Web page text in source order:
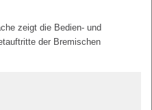
zeigt die Bedien- und
der Bremischen